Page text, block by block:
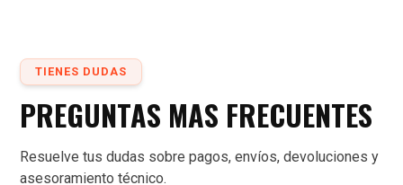
TIENES DUDAS
PREGUNTAS MAS FRECUENTES
Resuelve tus dudas sobre pagos, envíos, devoluciones y
asesoramiento técnico.